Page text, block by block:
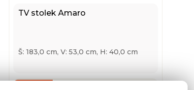
TV stolek Amaro
Š: 183,0 cm, V: 53,0 cm, H: 40,0 cm